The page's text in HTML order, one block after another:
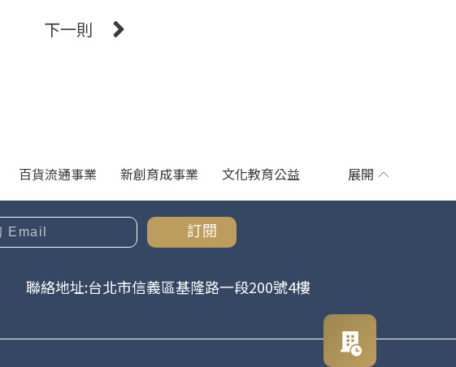
下一則
預約賞
百貨流通事業 新創育成事業 文化教育公益 展開
訂閱
聯絡地址:台北市信義區基隆路一段200號4樓